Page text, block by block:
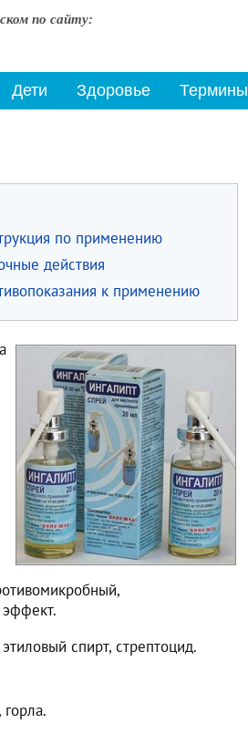
по сайту:
Дети Здоровье Термины
по применению
действия
к применению
спирт, стрептоцид.